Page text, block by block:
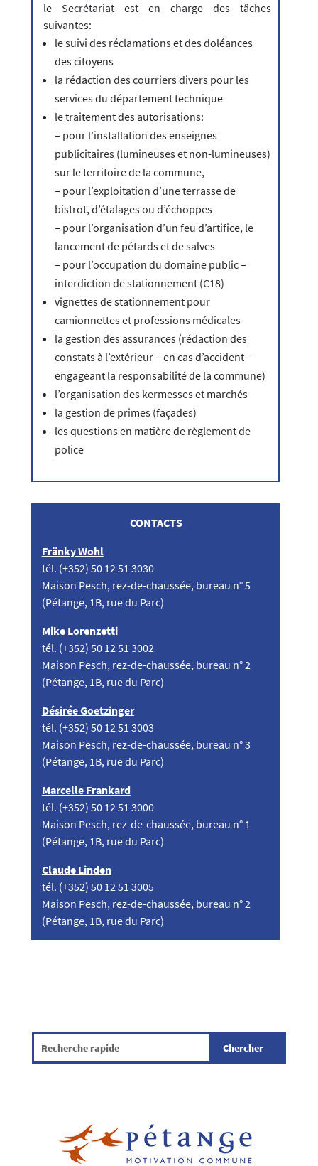
le Secrétariat est en charge des tâches
suivantes:
le suivi des réclamations et des doléances
des citoyens
la rédaction des courriers divers pour les
services du département technique
le traitement des autorisations:
– pour l’installation des enseignes
publicitaires (lumineuses et non-lumineuses)
sur le territoire de la commune,
– pour l’exploitation d’une terrasse de
bistrot, d’étalages ou d’échoppes
– pour l’organisation d’un feu d’artifice, le
lancement de pétards et de salves
– pour l’occupation du domaine public –
interdiction de stationnement (C18)
vignettes de stationnement pour
camionnettes et professions médicales
la gestion des assurances (rédaction des
constats à l’extérieur – en cas d’accident –
engageant la responsabilité de la commune)
l’organisation des kermesses et marchés
la gestion de primes (façades)
les questions en matière de règlement de
police
CONTACTS
Fränky Wohl
​tél. (+352) ​50 12 51 3030​
Maison Pesch, rez-de-chaussée​, bureau n° 5
(Pétange, 1B, rue du Parc)
Mike Lorenzetti
tél. (+352) 50 12 51 3002
Maison Pesch, rez-de-chaussée, bureau n° 2
​(Pétange, 1B, rue du Parc)
Désirée Goetzinger
tél. (+352) 50 12 51 3003​
Maison Pesch, rez-de-chaussée, bureau n​° 3​​​
(Pétange, 1B, rue du Parc)​
Marcelle Frankard
tél. (+352) 50 12 51 3000​
Maison Pesch, rez-de-chaussée​, bureau n​° 1​​​
(Pétange, 1B, rue du Parc)​​
Claude Linden
tél. (+352) 50 12 51 3005​
Maison Pesch, rez-de-chaussée, bureau n​° 2​​​
(Pétange, 1B, rue du Parc)​